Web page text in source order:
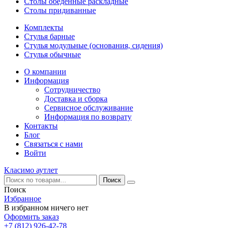
Столы придиванные
Комплекты
Стулья барные
Стулья модульные (основания, сидения)
Стулья обычные
О компании
Информация
Сотрудничество
Доставка и сборка
Сервисное обслуживание
Информация по возврату
Контакты
Блог
Связаться с нами
Войти
Класимо аутлет
Поиск
Избранное
В избранном ничего нет
Оформить заказ
+7 (812) 926-42-78